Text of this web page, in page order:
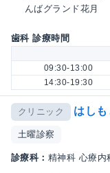
んばグランド花月
歯科 診療時間
09:30-13:00
14:30-19:30
クリニック はし
土曜診察
診療科： 精神科 心療内